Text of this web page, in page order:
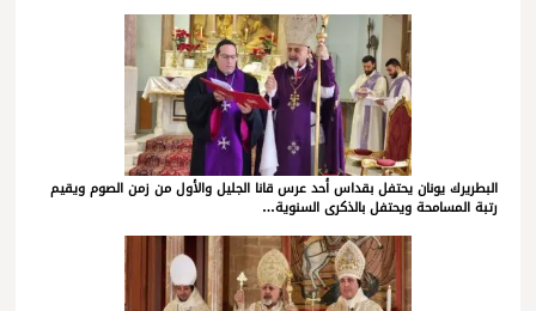
البطريرك يونان يحتفل بقداس أحد عرس قانا الجليل والأول من زمن الصوم ويقيم
رتبة المسامحة ويحتفل بالذكرى السنوية…